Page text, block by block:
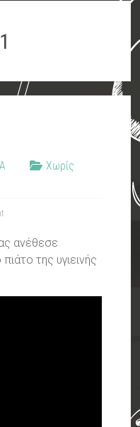
Χωρίς
ανέθεσε
της υγιεινής